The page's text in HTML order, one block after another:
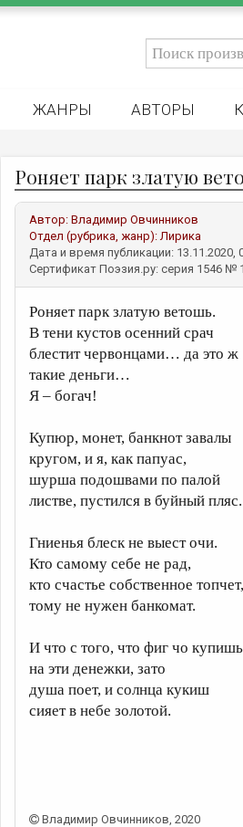
ЖАНРЫ АВТОРЫ
Роняет парк златую
Автор: Владимир Овчинников
Отдел (рубрика, жанр):Лирика
Дата и время публикации: 13.11.2020,
Сертификат Поэзия.ру: серия 1546 №
Роняет парк златую ветошь.
В тени кустов осенний срач
блестит червонцами… да это ж
такие деньги…
Я – богач!
Купюр, монет, банкнот завалы
кругом, и я, как папуас,
шурша подошвами по палой
листве, пустился в буйный пляс.
Гниенья блеск не выест очи.
Кто самому себе не рад,
кто счастье собственное топчет,
тому не нужен банкомат.
И что с того, что фиг чо купишь
на эти денежки, зато
душа поет, и солнца кукиш
сияет в небе золотой.
Владимир Овчинников, 2020